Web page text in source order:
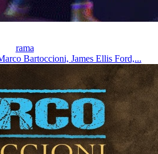
rama
Bartoccioni, James Ellis Ford,...